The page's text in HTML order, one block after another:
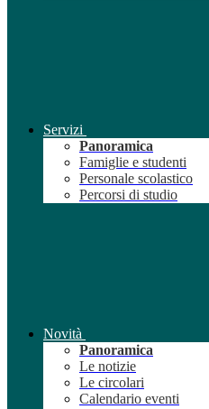
Servizi
Panoramica
Famiglie e studenti
Personale scolastico
Percorsi di studio
Novità
Panoramica
Le notizie
Le circolari
Calendario eventi